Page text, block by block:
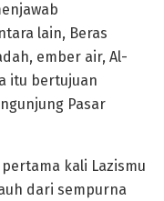
lain, Beras
ember air, Al-
itu bertujuan
Pasar
kali Lazismu
dari sempurna